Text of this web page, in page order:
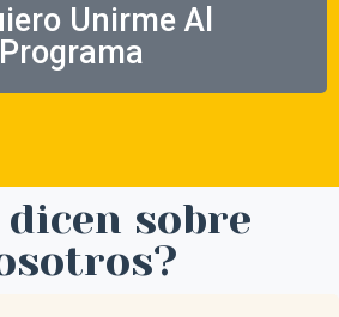
Unirme Al
Programa
dicen sobre